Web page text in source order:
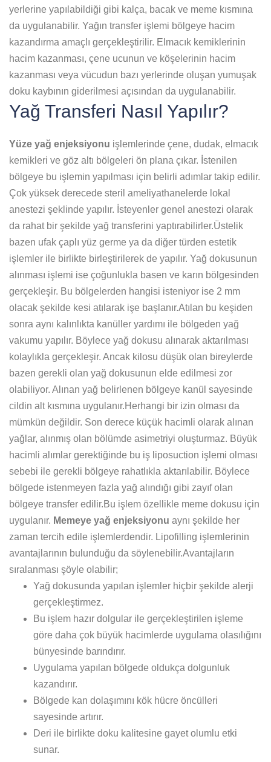
yerlerine yapılabildiği gibi kalça, bacak ve meme kısmına
da uygulanabilir. Yağın transfer işlemi bölgeye hacim
kazandırma amaçlı gerçekleştirilir. Elmacık kemiklerinin
hacim kazanması, çene ucunun ve köşelerinin hacim
kazanması veya vücudun bazı yerlerinde oluşan yumuşak
doku kaybının giderilmesi açısından da uygulanabilir.
Yağ Transferi Nasıl Yapılır?
Yüze yağ enjeksiyonu işlemlerinde çene, dudak, elmacık
kemikleri ve göz altı bölgeleri ön plana çıkar. İstenilen
bölgeye bu işlemin yapılması için belirli adımlar takip edilir.
Çok yüksek derecede steril ameliyathanelerde lokal
anestezi şeklinde yapılır. İsteyenler genel anestezi olarak
da rahat bir şekilde yağ transferini yaptırabilirler.Üstelik
bazen ufak çaplı yüz germe ya da diğer türden estetik
işlemler ile birlikte birleştirilerek de yapılır. Yağ dokusunun
alınması işlemi ise çoğunlukla basen ve karın bölgesinden
gerçekleşir. Bu bölgelerden hangisi isteniyor ise 2 mm
olacak şekilde kesi atılarak işe başlanır.Atılan bu keşiden
sonra aynı kalınlıkta kanüller yardımı ile bölgeden yağ
vakumu yapılır. Böylece yağ dokusu alınarak aktarılması
kolaylıkla gerçekleşir. Ancak kilosu düşük olan bireylerde
bazen gerekli olan yağ dokusunun elde edilmesi zor
olabiliyor. Alınan yağ belirlenen bölgeye kanül sayesinde
cildin alt kısmına uygulanır.Herhangi bir izin olması da
mümkün değildir. Son derece küçük hacimli olarak alınan
yağlar, alınmış olan bölümde asimetriyi oluşturmaz. Büyük
hacimli alımlar gerektiğinde bu iş liposuction işlemi olması
sebebi ile gerekli bölgeye rahatlıkla aktarılabilir. Böylece
bölgede istenmeyen fazla yağ alındığı gibi zayıf olan
bölgeye transfer edilir.Bu işlem özellikle meme dokusu için
uygulanır. Memeye yağ enjeksiyonu aynı şekilde her
zaman tercih edile işlemlerdendir. Lipofilling işlemlerinin
avantajlarının bulunduğu da söylenebilir.Avantajların
sıralanması şöyle olabilir;
Yağ dokusunda yapılan işlemler hiçbir şekilde alerji
gerçekleştirmez.
Bu işlem hazır dolgular ile gerçekleştirilen işleme
göre daha çok büyük hacimlerde uygulama olasılığını
bünyesinde barındırır.
Uygulama yapılan bölgede oldukça dolgunluk
kazandırır.
Bölgede kan dolaşımını kök hücre öncülleri
sayesinde artırır.
Deri ile birlikte doku kalitesine gayet olumlu etki
sunar.